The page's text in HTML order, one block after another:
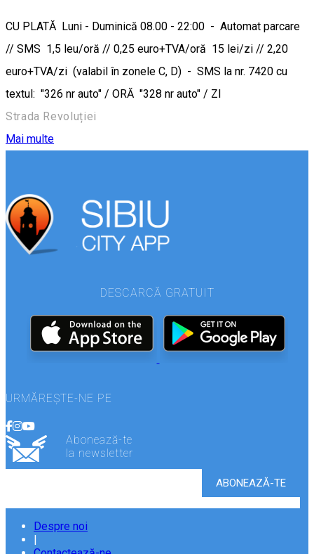
CU PLATĂ Luni - Duminică 08.00 - 22:00 - Automat parcare
// SMS 1,5 leu/oră // 0,25 euro+TVA/oră 15 lei/zi // 2,20
euro+TVA/zi (valabil în zonele C, D) - SMS la nr. 7420 cu
textul: "326 nr auto" / ORĂ "328 nr auto" / ZI
Strada Revoluției
Mai multe
DESCARCĂ GRATUIT
URMĂREȘTE-NE PE
Abonează-te
la newsletter
Despre noi